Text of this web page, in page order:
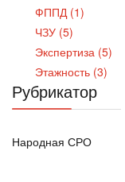
ФППД (1)
ЧЗУ (5)
Экспертиза (5)
Этажность (3)
Рубрикатор
Народная СРО